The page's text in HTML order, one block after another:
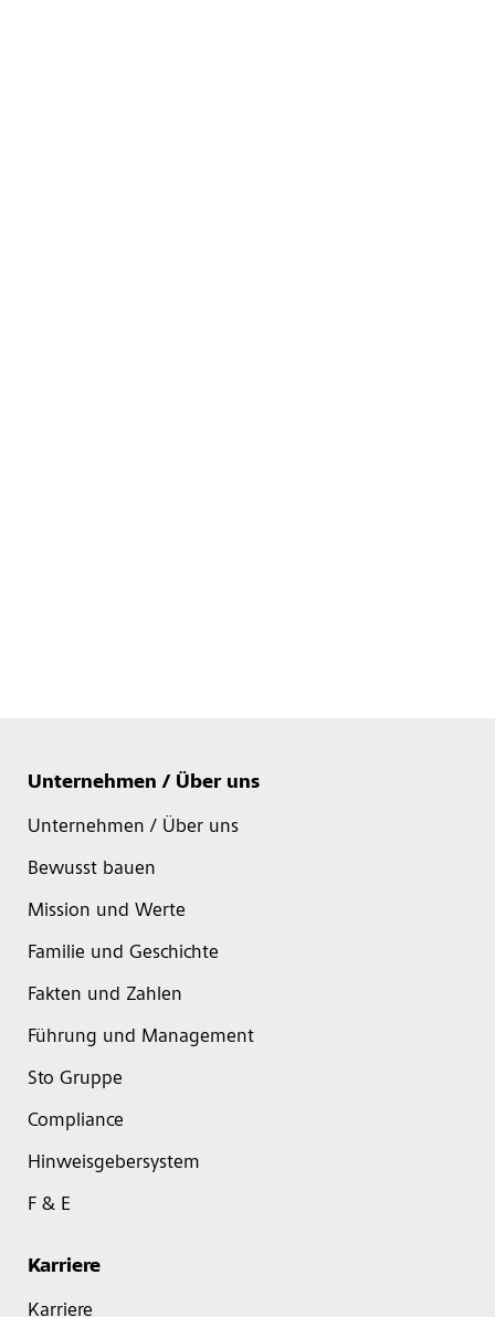
Unternehmen / Über uns
Unternehmen / Über uns
Bewusst bauen
Mission und Werte
Familie und Geschichte
Fakten und Zahlen
Führung und Management
Sto Gruppe
Compliance
Hinweisgebersystem
F & E
Karriere
Karriere